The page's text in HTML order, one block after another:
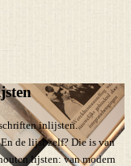
inlijsten.
de lijst zelf? Die is van
lijsten: van modern